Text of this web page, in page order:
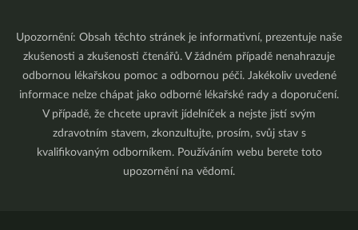
Upozornění: Obsah těchto stránek je informativní, prezentuje naše
zkušenosti a zkušenosti čtenářů. V žádném případě nenahrazuje
odbornou lékařskou pomoc a odbornou péči. Jakékoliv uvedené
informace nelze chápat jako odborné lékařské rady a doporučení.
V případě, že chcete upravit jídelníček a nejste jistí svým
zdravotním stavem, zkonzultujte, prosím, svůj stav s
kvalifikovaným odborníkem. Používáním webu berete toto
upozornění na vědomí.